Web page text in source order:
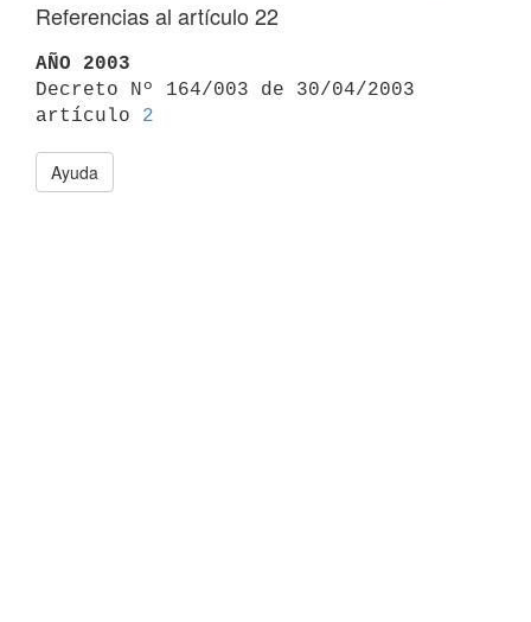
Referencias al artículo 22
AÑO 2003
Decreto Nº 164/003 de 30/04/2003
artículo 2
Ayuda